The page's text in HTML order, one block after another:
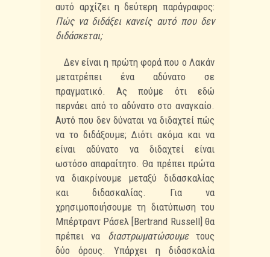
αυτό αρχίζει η δεύτερη παράγραφος:
Πώς να διδάξει κανείς αυτό που δεν
διδάσκεται;
Δεν είναι η πρώτη φορά που ο Λακάν
μετατρέπει ένα αδύνατο σε
πραγματικό. Αςπούμε ότι εδώ
περνάει από το αδύνατο στο αναγκαίο.
Αυτό που δεν δύναται να διδαχτεί πώς
να το διδάξουμε; Διότι ακόμα και να
είναι αδύνατο να διδαχτεί είναι
ωστόσοαπαραίτητο. Θα πρέπει πρώτα
να διακρίνουμε μεταξύ διδασκαλίας
και διδασκαλίας. Για να
χρησιμοποιήσουμε τη διατύπωση του
Μπέρτραντ Ράσελ [Bertrand Russell] θα
πρέπεινα διαστρωματώσουμετους
δύο όρους. Υπάρχει η διδασκαλία